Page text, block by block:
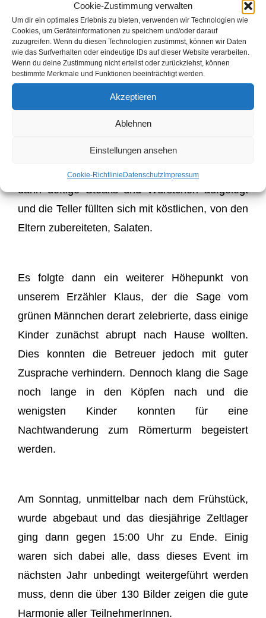
Cookie-Zustimmung verwalten
Um dir ein optimales Erlebnis zu bieten, verwenden wir Technologien wie
Cookies, um Geräteinformationen zu speichern und/oder darauf
zuzugreifen. Wenn du diesen Technologien zustimmst, können wir Daten
wie das Surfverhalten oder eindeutige IDs auf dieser Website verarbeiten.
Wenn du deine Zustimmung nicht erteilst oder zurückziehst, können
bestimmte Merkmale und Funktionen beeinträchtigt werden.
Akzeptieren
Ablehnen
Einstellungen ansehen
Cookie-Richtlinie Datenschutz Impressum
Am Samstag dann ging der ein oder andere
meist unfreiwillig baden, wobei dies bei den
hochsommerlichen Temperaturen eher eine
Wohltat war. Es schloß sich eine weitere
Kinder gaben hier wieder alles, wobei der Spaß
bei weitem nicht zu kurz kam. Am Abend wurden
dann deftige Steaks und Würstchen aufgelegt
und die Teller füllten sich mit köstlichen, von den
Eltern zubereiteten, Salaten.
Es folgte dann ein weiterer Höhepunkt von
unserem Erzähler Klaus, der die Sage vom
grünen Männchen derart zelebrierte, dass einige
Kinder zunächst abrupt nach Hause wollten.
Dies konnten die Betreuer jedoch mit guter
Zusprache verhindern. Dennoch klang die Sage
noch lange in den Köpfen nach und die
wenigsten Kinder konnten für eine
Nachtwanderung zum Römerturm begeistert
werden.
Am Sonntag, unmittelbar nach dem Frühstück,
wurde abgebaut und das diesjährige Zeltlager
ging dann gegen 15:00 Uhr zu Ende. Einig
waren sich dabei alle, dass dieses Event im
nächsten Jahr unbedingt weitergeführt werden
muss, denn die über 130 Bilder zeigen die gute
Harmonie aller TeilnehmerInnen.